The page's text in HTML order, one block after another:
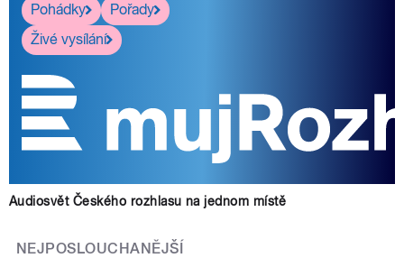
Pohádky
Pořady
Živé vysílání
Audiosvět Českého rozhlasu na jednom místě
NEJPOSLOUCHANĚJŠÍ